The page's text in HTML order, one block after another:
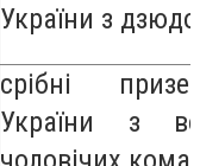
України з дзюдо
срібні
України з